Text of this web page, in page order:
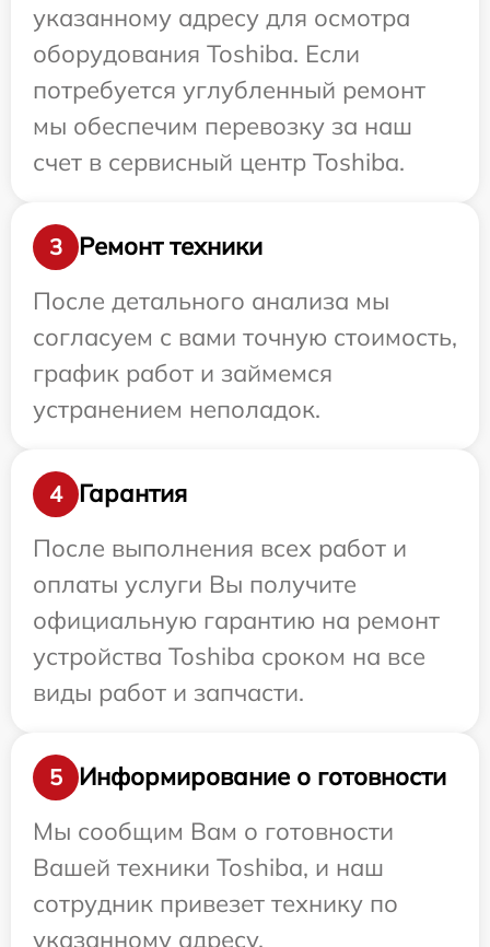
указанному адресу для осмотра
оборудования Toshiba. Если
потребуется углубленный ремонт
мы обеспечим перевозку за наш
счет в сервисный центр Toshiba.
3
Ремонт техники
После детального анализа мы
согласуем с вами точную стоимость,
график работ и займемся
устранением неполадок.
4
Гарантия
После выполнения всех работ и
оплаты услуги Вы получите
официальную гарантию на ремонт
устройства Toshiba сроком на все
виды работ и запчасти.
5
Информирование о готовности
Мы сообщим Вам о готовности
Вашей техники Toshiba, и наш
сотрудник привезет технику по
указанному адресу.